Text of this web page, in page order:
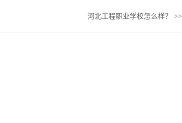
河北工程职业学校怎么样？ >>